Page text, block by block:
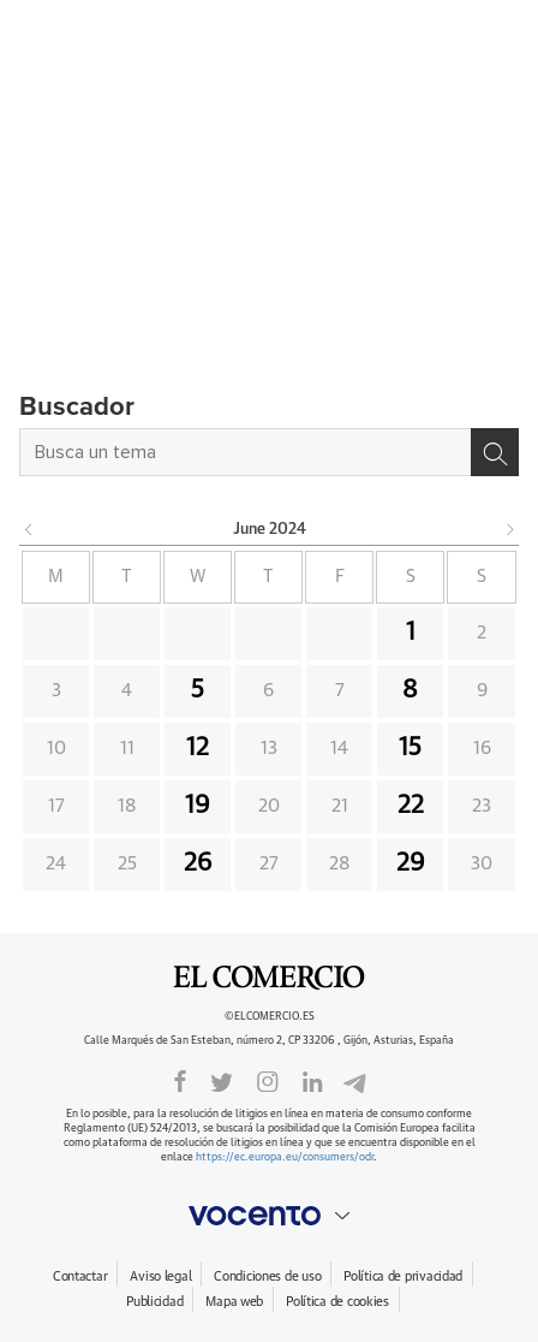
Buscador
June 2024
M W F S S
1 2
3 4 5 6 7 8 9
10 11 12 13 14 15 16
17 18 19 20 21 22 23
24 25 26 27 28 29 30
©ELCOMERCIO.ES
Calle Marqués de San Esteban, número 2, CP 33206 , Gijón, Asturias, España
En lo posible, para la resolución de litigios en línea en materia de consumo conforme
Reglamento (UE) 524/2013, se buscará la posibilidad que la Comisión Europea facilita
como plataforma de resolución de litigios en línea y que se encuentra disponible en el
enlace https://ec.europa.eu/consumers/odr.
Contactar Aviso legal Condiciones de uso
Política de privacidad
Publicidad
Mapa web Política de cookies